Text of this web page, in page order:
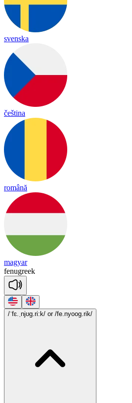
svenska
čeština
română
magyar
fenugreek
/ˈfɛ.ˌnjʊg.ri:k/ or /fe.nyoog.rik/